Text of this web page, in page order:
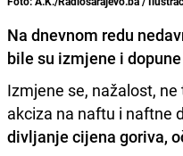
Na dnevnom redu
bile su izmjene i
Izmjene se, nažalost,
akciza na naftu i naftne
divljanje cijena goriva,